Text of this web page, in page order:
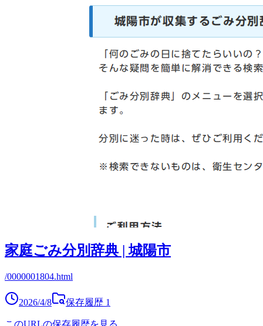
家庭ごみ分別辞典 | 城陽市
/0000001804.html
2026/4/8 保存履歴 1